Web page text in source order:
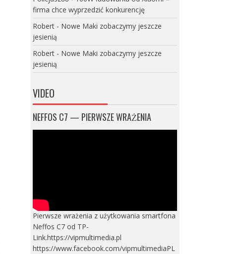
firma chce wyprzedzić konkurencję
Robert- Nowe Maki zobaczymy jeszcze
jesienią
Robert- Nowe Maki zobaczymy jeszcze
jesienią
VIDEO
NEFFOS C7 — PIERWSZE WRAŻENIA
Pierwsze wrażenia z użytkowania smartfona
Neffos C7 od TP-
Link.https://vipmultimedia.pl
https://www.facebook.com/vipmultimediaPL